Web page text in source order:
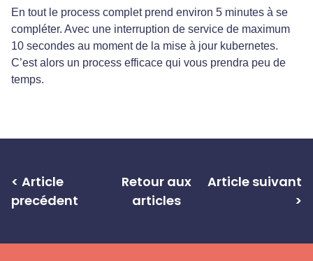
En tout le process complet prend environ 5 minutes à se
compléter. Avec une interruption de service de maximum
10 secondes au moment de la mise à jour kubernetes.
C’est alors un process efficace qui vous prendra peu de
temps.
< Article
precédent
Retour aux
articles
Article suivant
>